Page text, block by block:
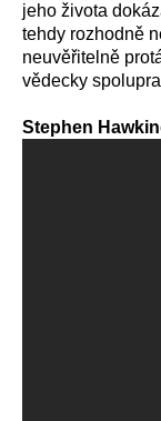
jeho života
tehdy rozhodně
neuvěřitelně
vědecky
Stephen